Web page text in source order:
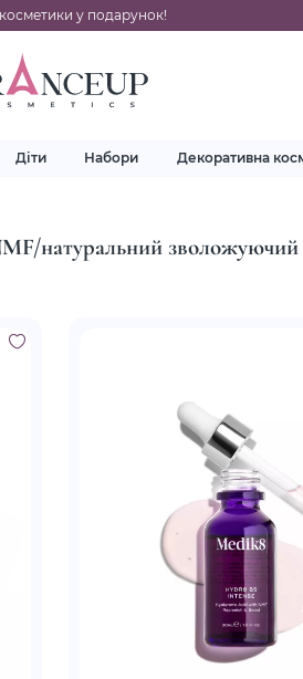
косметики у подарунок!
Діти Набори Декоративна
натуральний